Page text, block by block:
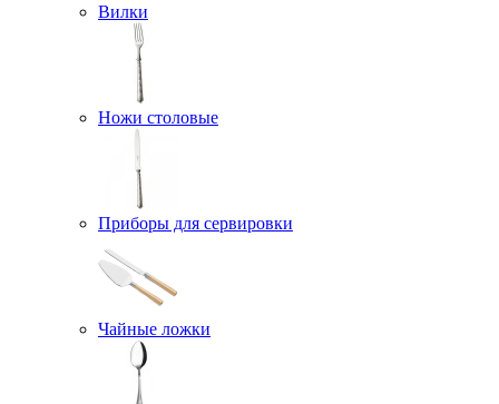
Вилки
Ножи столовые
Приборы для сервировки
Чайные ложки